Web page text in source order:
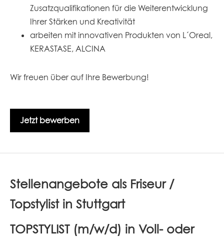
Zusatzqualifikationen für die Weiterentwicklung
Ihrer Stärken und Kreativität
arbeiten mit innovativen Produkten von L´Oreal,
KERASTASE, ALCINA
Wir freuen über auf Ihre Bewerbung!
Jetzt bewerben
Stellenangebote als Friseur /
Topstylist in Stuttgart
TOPSTYLIST (m/w/d) in Voll- oder